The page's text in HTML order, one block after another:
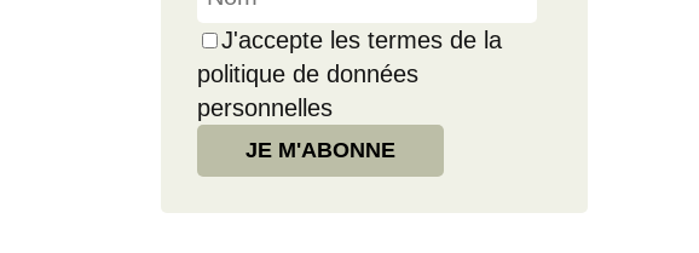
J'accepte les termes de la
politique de données
personnelles